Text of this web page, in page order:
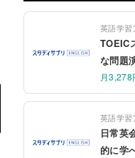
英語学習
TOEIC
な問題
月3,278
英語学習
日常英
的に学